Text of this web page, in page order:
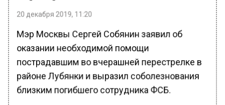
20 декабря 2019, 11:20
Мэр Москвы Сергей Собянин заявил об
оказании необходимой помощи
пострадавшим во вчерашней перестрелке в
районе Лубянки и выразил соболезнования
близким погибшего сотрудника ФСБ.